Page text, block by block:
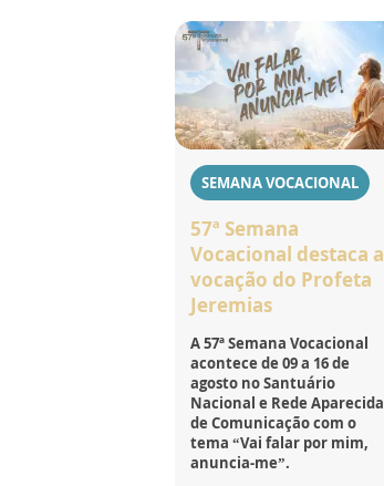
SEMANA VOCACIONAL
57ª Semana
Vocacional destaca a
vocação do Profeta
Jeremias
A 57ª Semana Vocacional
acontece de 09 a 16 de
agosto no Santuário
Nacional e Rede Aparecida
de Comunicação com o
tema “Vai falar por mim,
anuncia-me”.